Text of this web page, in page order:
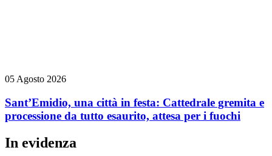
05 Agosto 2026
Sant’Emidio, una città in festa: Cattedrale gremita e
processione da tutto esaurito, attesa per i fuochi
In evidenza